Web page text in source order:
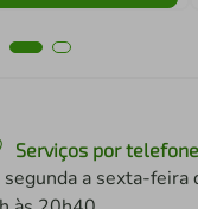
Serviços por telefone
segunda a sexta-feira